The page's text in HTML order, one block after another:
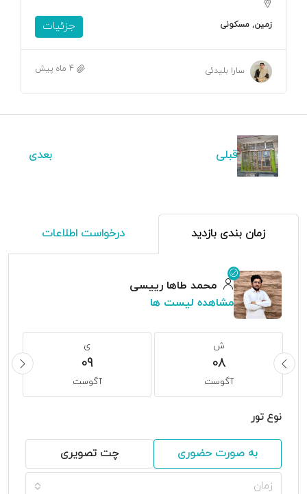
زمین, مسکونی جزئیات
سارا بلیدئی 4 ماه پیش
قبلی بعدی
زمان بندی بازدید درخواست اطلاعات
محمد طاها رییسی
مشاهده لیست ها
ش
08
آگوست
ی
09
آگوست
نوع تور
به صورت حضوری چت تصویری
زمان